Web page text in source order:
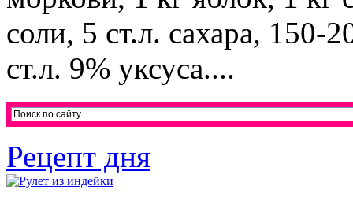
соли, 5 ст.л. сахара, 150-
ст.л. 9% уксуса....
Рецепт дня